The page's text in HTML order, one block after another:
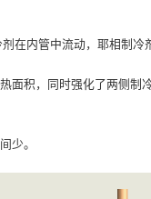
在内管中流动，耶相制冷
面积，同时强化了两侧制
少。